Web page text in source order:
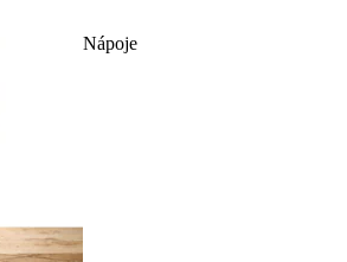
Nápoje